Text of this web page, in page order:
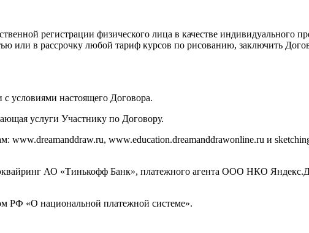
регистрации физического лица в качестве индивидуального
или в рассрочку любой тариф курсов по рисованию, заключить
условиями настоящего Договора.
услуги Участнику по Договору.
www.education.dreamanddrawonline.ru и
АО «Тинькофф Банк», платежного агента ООО НКО
РФ «О национальной платежной системе».